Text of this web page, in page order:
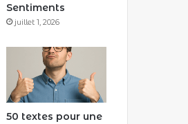
Sentiments
juillet 1, 2026
50 textes pour une